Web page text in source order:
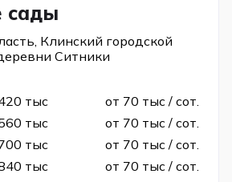
сады
Клинский городской
Ситники
тыс
от 70 тыс / сот.
тыс
от 70 тыс / сот.
тыс
от 70 тыс / сот.
тыс от 70 тыс / сот.